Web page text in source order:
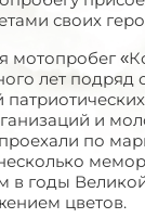
своих
мотопробег
лет подряд
и
по
в годы
цветов.